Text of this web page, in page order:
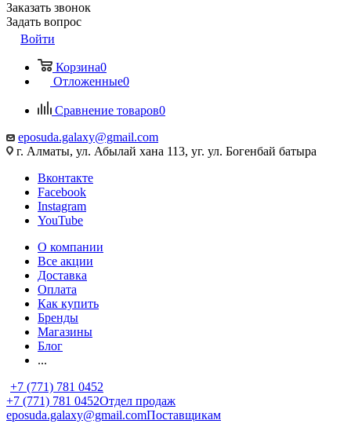
Заказать звонок
Задать вопрос
Войти
Корзина0
Отложенные0
Сравнение товаров0
eposuda.galaxy@gmail.com
г. Алматы, ул. Абылай хана 113, уг. ул. Богенбай батыра
Вконтакте
Facebook
Instagram
YouTube
О компании
Все акции
Доставка
Оплата
Как купить
Бренды
Магазины
Блог
...
+7 (771) 781 0452
+7 (771) 781 0452Отдел продаж
eposuda.galaxy@gmail.comПоставщикам